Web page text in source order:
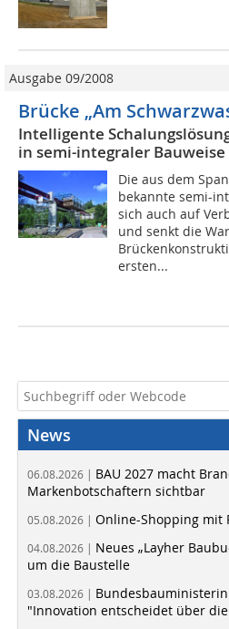
Ausgabe 09/2008
Brücke „Am
Intelligente
in semi-integraler Bauweise
Die aus dem
bekannte semi-
sich auch auf
und senkt die
ersten...
News
06.08.2026 | BAU 2027 macht
Markenbotschaftern sichtbar
05.08.2026 | Online-Shopping mit
04.08.2026 | Neues „Layher
um die Baustelle
03.08.2026 |
"Innovation entscheidet über